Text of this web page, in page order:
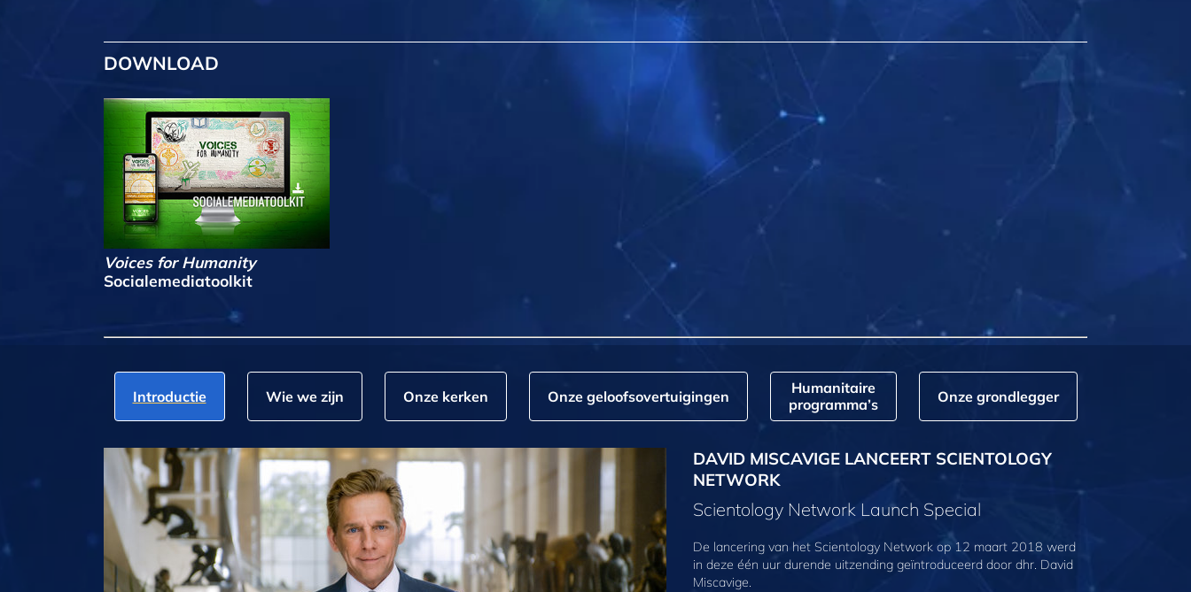
DOWNLOAD
Voices for Humanity
Socialemediatoolkit
Introductie Wie we zijn Onze kerken Onze geloofs­overtuigingen
Humanitaire
programma’s
Onze grondlegger
DAVID MISCAVIGE LANCEERT SCIENTOLOGY
NETWORK
Scientology Network Launch Special
De lancering van het Scientology Network op 12 maart 2018 werd
in deze één uur durende uitzending geïntroduceerd door dhr. David
Miscavige.